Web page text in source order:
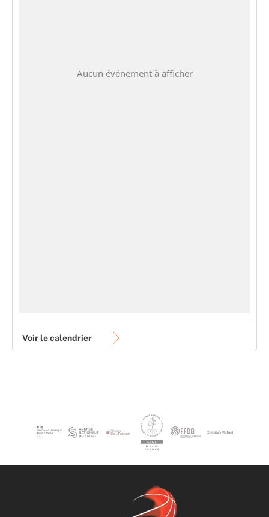
Aucun événement à afficher
Voir le calendrier